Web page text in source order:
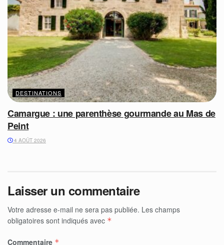
DESTINATIONS
Camargue : une parenthèse gourmande au Mas de
Peint
4 AOÛT 2026
Laisser un commentaire
Votre adresse e-mail ne sera pas publiée. Les champs
obligatoires sont indiqués avec *
Commentaire *